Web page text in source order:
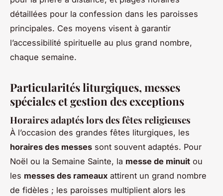
détaillées pour la confession dans les paroisses
principales. Ces moyens visent à garantir
l’accessibilité spirituelle au plus grand nombre,
chaque semaine.
Particularités liturgiques, messes
spéciales et gestion des exceptions
Horaires adaptés lors des fêtes religieuses
À l’occasion des grandes fêtes liturgiques, les
horaires des messes sont souvent adaptés. Pour
Noël ou la Semaine Sainte, la messe de minuit ou
les messes des rameaux attirent un grand nombre
de fidèles ; les paroisses multiplient alors les